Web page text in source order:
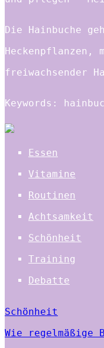
Die Hainbuche
Heckenpflanzen,
freiwachsender
Keywords:
Essen
Vitamine
Routinen
Achtsamkeit
Schönheit
Training
Debatte
Schönheit
Wie regelmäßige